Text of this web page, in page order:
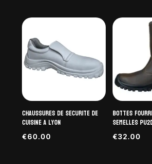
Chaussures de securite de
cuisine a Lyon
€60.00
Bottes
semelles
€32.00